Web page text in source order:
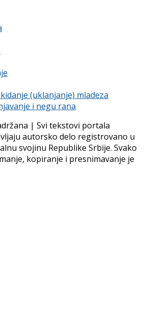
(uklanjanje) mladeza
i negu rana
| Svi tekstovi portala
autorsko delo registrovano u
svojinu Republike Srbije. Svako
kopiranje i presnimavanje je